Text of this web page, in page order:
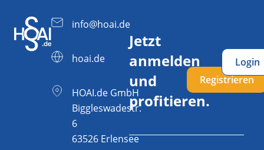
info@hoai.de
hoai.de
HOAI.de GmbH
Biggleswadestr.
6
63526 Erlensee
Jetzt
anmelden
und
profitieren.
Registrieren
Login